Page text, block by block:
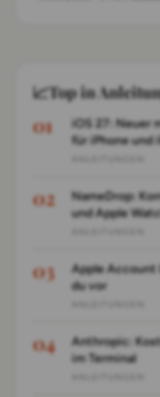
📈Top in
iOS 27: Neuer
für iPhone und
NameDrop:
und Apple
Apple Account
du vor
Anthropic:
im Terminal